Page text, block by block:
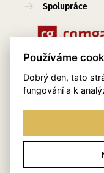
Spolupráce
Užitečné
O nás
Kontakty
Používáme
Dobrý den, tato
fungování a k